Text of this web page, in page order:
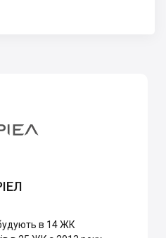
в 14 ЖК